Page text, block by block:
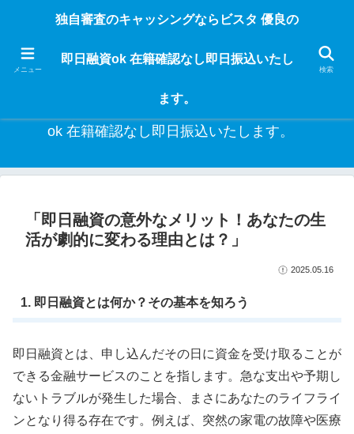
独自審査のフリーローンならビスタなら24時間365日 在籍確認なしで借りれる
な入用があっても安心！融資率97％！仕事をしている人ならブラックでも給料
日返済の１ヶ月融資で借りられるから安心！
独自審査のキャッシングならビスタ 優良の即日融資
ok 在籍確認なし即日振込いたします。
「即日融資の意外なメリット！あなたの生
活が劇的に変わる理由とは？」
2025.05.16
1. 即日融資とは何か？その基本を知ろう
即日融資とは、申し込んだその日に資金を受け取ることが
できる金融サービスのことを指します。急な支出や予期し
ないトラブルが発生した場合、まさにあなたのライフライ
ンとなり得る存在です。例えば、突然の家電の故障や医療
メニュー
独自審査のキャッシングならビスタ 優良の
即日融資ok 在籍確認なし即日振込いたし
ます。
検索